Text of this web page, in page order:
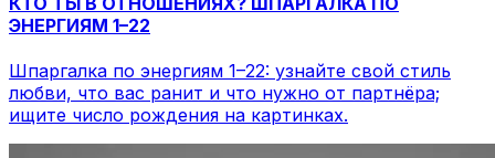
ЭНЕРГИЯМ 1–22
Шпаргалка по энергиям 1–22: узнайте свой стиль
любви, что вас ранит и что нужно от партнёра;
ищите число рождения на картинках.